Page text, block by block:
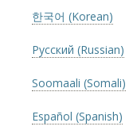
한국어 (Korean)
Русский (Russian)
Soomaali (Somali)
Español (Spanish)